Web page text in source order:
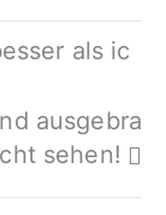
als ic
ausgebra
sehen!